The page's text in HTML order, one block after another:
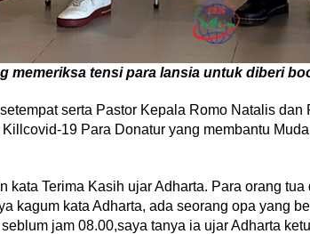
memeriksa tensi para lansia untuk diberi
serta Pastor Kepala Romo Natalis dan
19 Para Donatur yang membantu
kata Terima Kasih ujar Adharta. Para orang
kagum kata Adharta, ada seorang opa yang
jam 08.00,saya tanya ia ujar Adharta